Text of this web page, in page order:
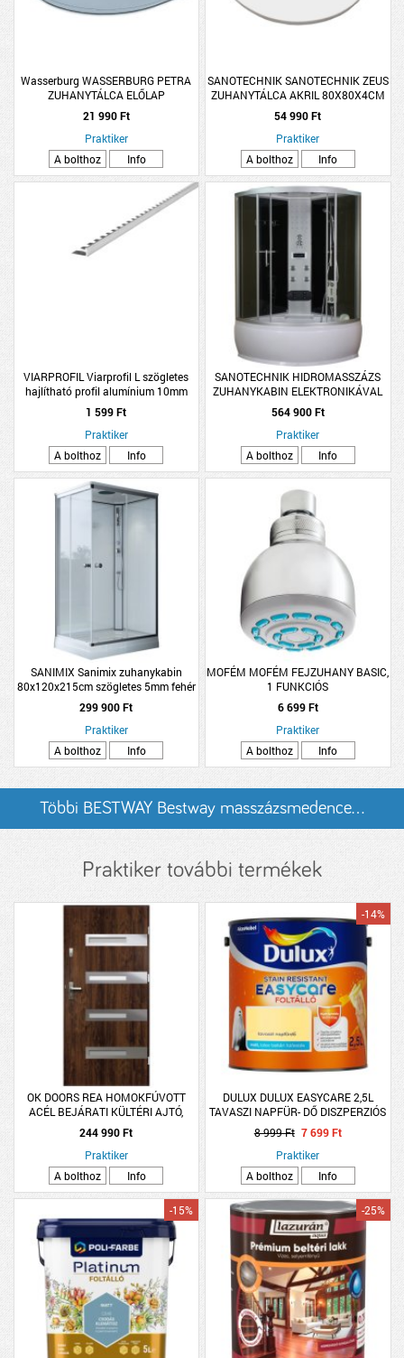
Wasserburg WASSERBURG PETRA
ZUHANYTÁLCA ELŐLAP
21 990 Ft
Praktiker
A bolthoz
Info
SANOTECHNIK SANOTECHNIK ZEUS
ZUHANYTÁLCA AKRIL 80X80X4CM
ÍVES, KŐHATÁSÚ FELÜLETTEL,
FEHÉR
54 990 Ft
Praktiker
A bolthoz
Info
VIARPROFIL Viarprofil L szögletes
hajlítható profil alumínium 10mm
2,5m natúr
1 599 Ft
Praktiker
A bolthoz
Info
SANOTECHNIK HIDROMASSZÁZS
ZUHANYKABIN ELEKTRONIKÁVAL
ÉS KÁDDAL 120X120X215CM
564 900 Ft
Praktiker
A bolthoz
Info
SANIMIX Sanimix zuhanykabin
80x120x215cm szögletes 5mm fehér
üveg, zuhanytálcával, hátfallal
299 900 Ft
Praktiker
A bolthoz
Info
MOFÉM MOFÉM FEJZUHANY BASIC,
1 FUNKCIÓS
6 699 Ft
Praktiker
A bolthoz
Info
Többi BESTWAY Bestway masszázsmedence...
Praktiker további termékek
OK DOORS REA HOMOKFÚVOTT
ACÉL BEJÁRATI KÜLTÉRI AJTÓ,
JOBBOS SÖTÉTDIÓ SZÍNBEN
244 990 Ft
Praktiker
A bolthoz
Info
DULUX DULUX EASYCARE 2,5L
TAVASZI NAPFÜR- DŐ DISZPERZIÓS
FALFESTÉK
-14%
8 999 Ft 7 699 Ft
Praktiker
A bolthoz
Info
-15% -25%